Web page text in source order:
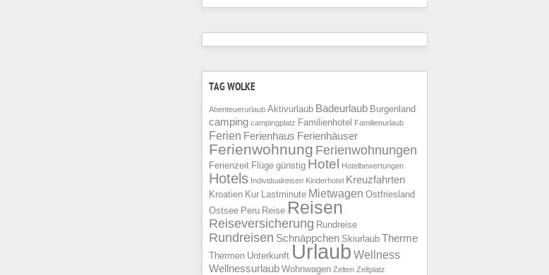
TAG WOLKE
Abenteuerurlaub Aktivurlaub Badeurlaub Burgenland
camping campingplatz Familienhotel Familienurlaub
Ferien Ferienhaus Ferienhäuser
Ferienwohnung Ferienwohnungen
Ferienzeit Flüge günstig Hotel Hotelbewertungen
Hotels Individualreisen Kinderhotel Kreuzfahrten
Kroatien Kur Lastminute Mietwagen Ostfriesland
Ostsee Peru Reise Reisen
Reiseversicherung Rundreise
Rundreisen Schnäppchen Skiurlaub Therme
Thermen Unterkunft Urlaub Wellness
Wellnessurlaub Wohnwagen Zelten Zeltplatz